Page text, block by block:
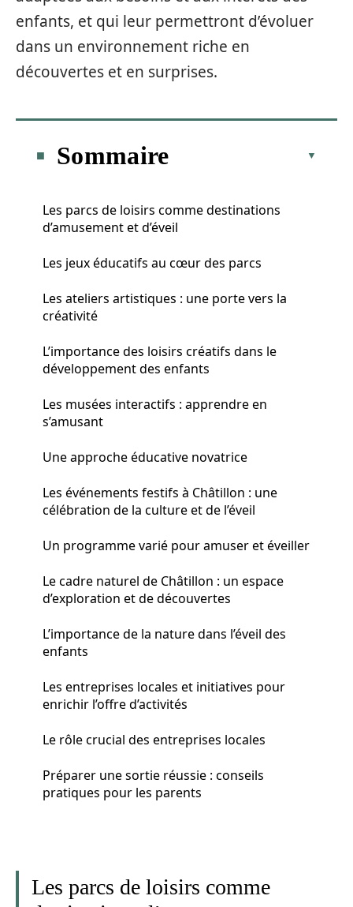
enfants, et qui leur permettront d’évoluer
dans un environnement riche en
découvertes et en surprises.
Sommaire
Les parcs de loisirs comme destinations
d’amusement et d’éveil
Les jeux éducatifs au cœur des parcs
Les ateliers artistiques : une porte vers la
créativité
L’importance des loisirs créatifs dans le
développement des enfants
Les musées interactifs : apprendre en
s’amusant
Une approche éducative novatrice
Les événements festifs à Châtillon : une
célébration de la culture et de l’éveil
Un programme varié pour amuser et éveiller
Le cadre naturel de Châtillon : un espace
d’exploration et de découvertes
L’importance de la nature dans l’éveil des
enfants
Les entreprises locales et initiatives pour
enrichir l’offre d’activités
Le rôle crucial des entreprises locales
Préparer une sortie réussie : conseils
pratiques pour les parents
Les parcs de loisirs comme